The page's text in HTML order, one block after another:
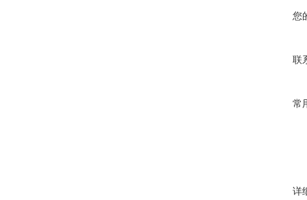
您
联
常
详